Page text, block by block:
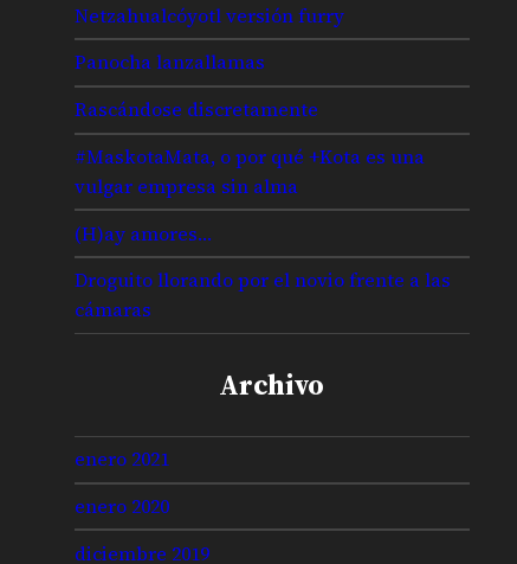
Netzahualcóyotl versión furry
Panocha lanzallamas
Rascándose discretamente
#MaskotaMata, o por qué +Kota es una
vulgar empresa sin alma
(H)ay amores…
Droguito llorando por el novio frente a las
cámaras
Archivo
enero 2021
enero 2020
diciembre 2019